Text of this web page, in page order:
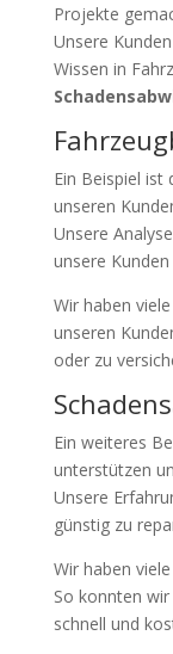
Projekte
Unsere
Wissen in
Ein Beispiel ist
unseren
Unsere
unsere
Wir haben
unseren
oder zu
Ein weiteres
unterstützen
Unsere
günstig zu
Wir haben
So konnten
schnell und